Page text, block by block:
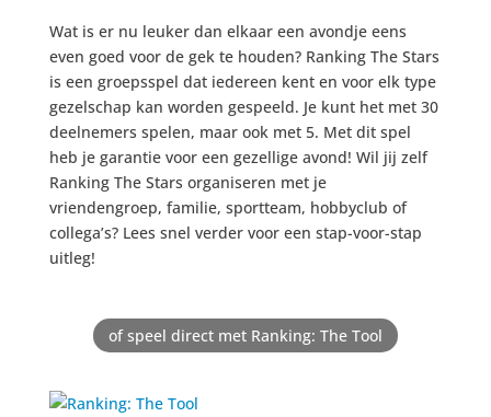
Wat is er nu leuker dan elkaar een avondje eens
even goed voor de gek te houden? Ranking The Stars
is een groepsspel dat iedereen kent en voor elk type
gezelschap kan worden gespeeld. Je kunt het met 30
deelnemers spelen, maar ook met 5. Met dit spel
heb je garantie voor een gezellige avond! Wil jij zelf
Ranking The Stars organiseren met je
vriendengroep, familie, sportteam, hobbyclub of
collega’s? Lees snel verder voor een stap-voor-stap
uitleg!
of speel direct met Ranking: The Tool